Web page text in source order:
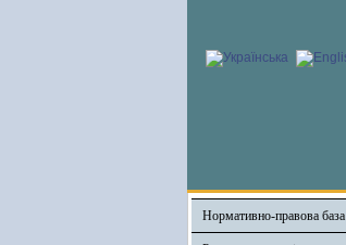
Нормативно-правова база